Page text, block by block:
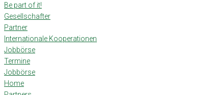
Be part of it!
Gesellschafter
Partner
Internationale Kooperationen
Jobbörse
Termine
Jobbörse
Home